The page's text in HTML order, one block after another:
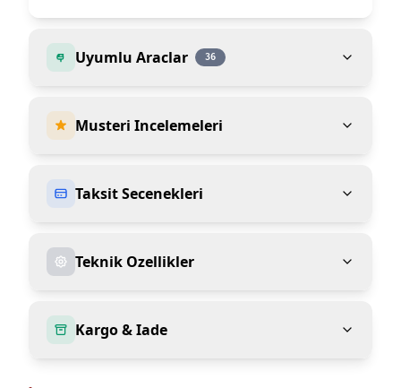
Uyumlu Araclar 36
Musteri Incelemeleri
Taksit Secenekleri
Teknik Ozellikler
Kargo & Iade